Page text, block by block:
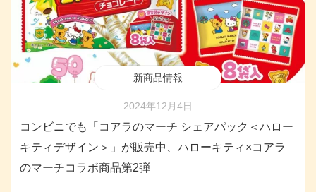
新商品情報
2024年12月4日
コンビニでも「コアラのマーチ シェアパック＜ハロー
キティデザイン＞」が販売中、ハローキティ×コアラ
のマーチコラボ商品第2弾